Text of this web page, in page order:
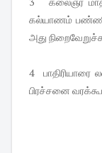
கல்யாணம்
அது
4
பிரச்சனை